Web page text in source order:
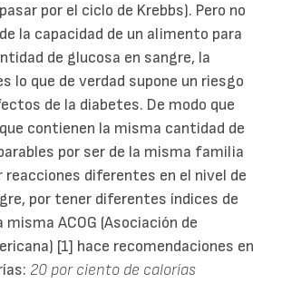
por el ciclo de Krebbs). Pero no
la capacidad de un alimento para
de glucosa en sangre, la
lo que de verdad supone un riesgo
de la diabetes. De modo que
contienen la misma cantidad de
por ser de la misma familia
reacciones diferentes en el nivel de
por tener diferentes índices de
ACOG (Asociación de
[1] hace recomendaciones en
20 por ciento de calorías